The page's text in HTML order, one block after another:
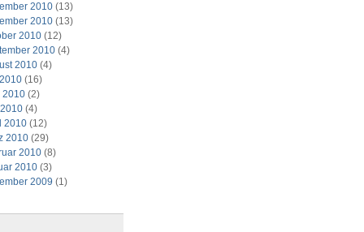
2010(13)
2010(13)
2010(12)
2010(4)
2010(4)
(16)
2010(2)
(4)
2010(12)
2010(29)
2010(8)
2010(3)
2009 (1)